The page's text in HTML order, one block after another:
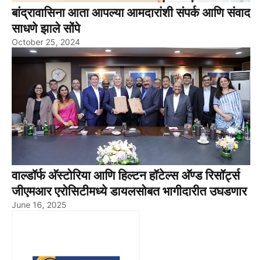
बांद्रावासिना आता आपल्या आमदारांशी संपर्क आणि संवाद
साधणे झाले सोंपे
October 25, 2024
वाल्डॉर्फ अ‍ॅस्टोरिया आणि हिल्टन हॉटेल्स अ‍ॅण्ड रिसॉर्ट्स
जीएमआर एरोसिटीमध्ये डायलसोबत भागीदारीत उघडणार
June 16, 2025